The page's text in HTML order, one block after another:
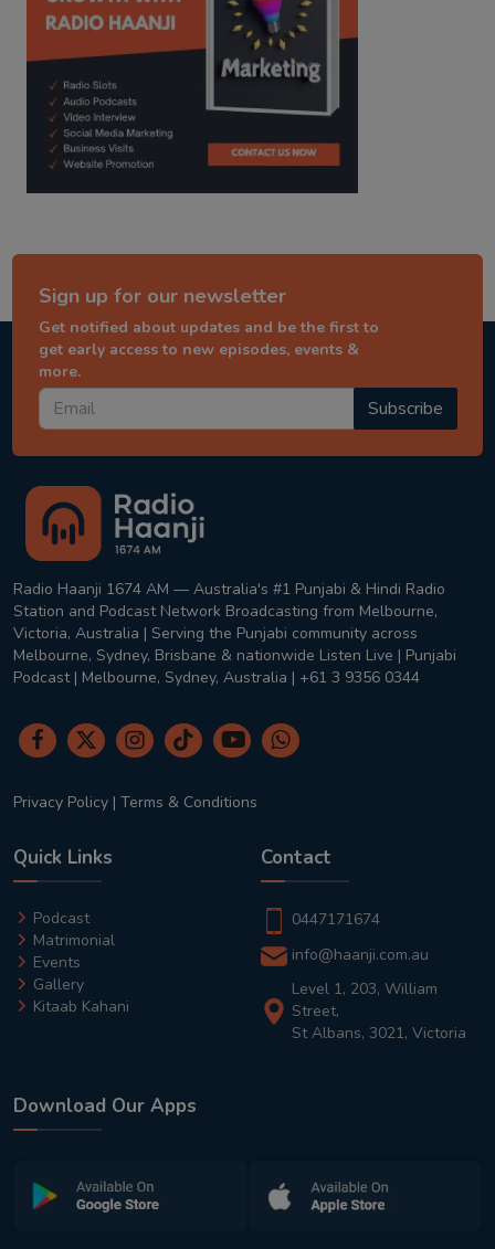
Sign up for our newsletter
Get notified about updates and be the first to
get early access to new episodes, events &
more.
Subscribe
Radio Haanji 1674 AM — Australia's #1 Punjabi & Hindi Radio
Station and Podcast Network Broadcasting from Melbourne,
Victoria, Australia | Serving the Punjabi community across
Melbourne, Sydney, Brisbane & nationwide Listen Live | Punjabi
Podcast | Melbourne, Sydney, Australia | +61 3 9356 0344
Privacy Policy | Terms & Conditions
Quick Links
Podcast
Matrimonial
Events
Gallery
Kitaab Kahani
Contact
0447171674
info@haanji.com.au
Level 1, 203, William
Street,
St Albans, 3021, Victoria
Download Our Apps